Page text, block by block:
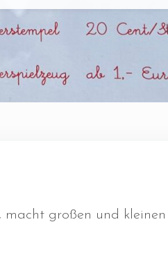
macht großen und